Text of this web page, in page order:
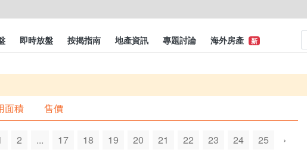
即時放盤 按揭指南 地產資訊 專題討論 海外房產 新
面積 售價
2 ... 17 18 19 20 21 22 23 24 25 ›